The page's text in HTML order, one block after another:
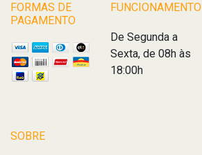
FORMAS DE
PAGAMENTO
FUNCIONAMENTO
De Segunda a
Sexta, de 08h às
18:00h
SOBRE